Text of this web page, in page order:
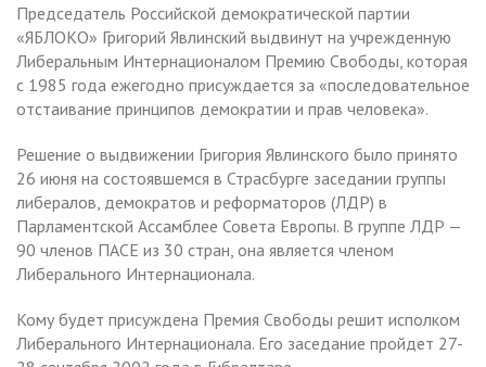
Председатель Российской демократической партии
«ЯБЛОКО» Григорий Явлинский выдвинут на учрежденную
Либеральным Интернационалом Премию Свободы, которая
с 1985 года ежегодно присуждается за «последовательное
отстаивание принципов демократии и прав человека».
Решение о выдвижении Григория Явлинского было принято
26 июня на состоявшемся в Страсбурге заседании группы
либералов, демократов и реформаторов (ЛДР) в
Парламентской Ассамблее Совета Европы. В группе ЛДР —
90 членов ПАСЕ из 30 стран, она является членом
Либерального Интернационала.
Кому будет присуждена Премия Свободы решит исполком
Либерального Интернационала. Его заседание пройдет 27-